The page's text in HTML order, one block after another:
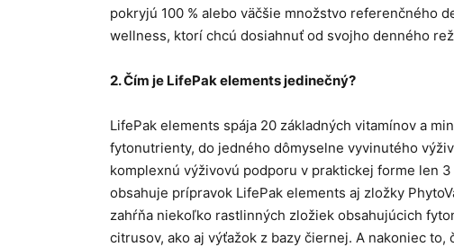
pokryjú 100 % alebo väčšie množstvo referenčného
wellness, ktorí chcú dosiahnuť od svojho denného
2.Čím je LifePak elements jedinečný?
LifePak elements spája 20 základných vitamínov a
fytonutrienty, do jedného dômyselne vyvinutého
komplexnú výživovú podporu v praktickej forme len
obsahuje prípravok LifePak elements aj zložky
zahŕňa niekoľko rastlinných zložiek obsahujúcich
citrusov, ako aj výťažok z bazy čiernej. A nakoniec